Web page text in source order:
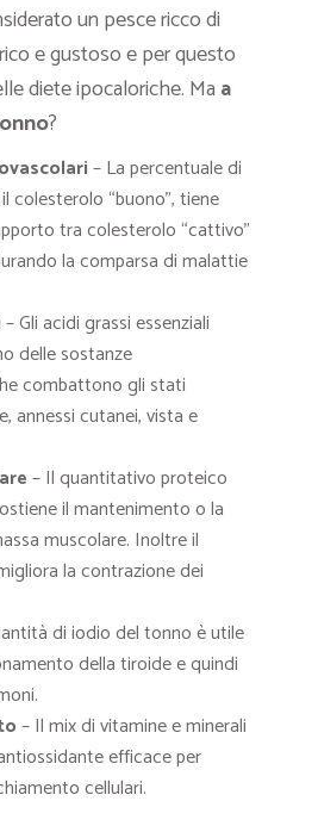
un pesce ricco di
e gustoso e per questo
diete ipocaloriche. Ma a
?
– La percentuale di
colesterolo “buono”, tiene
tra colesterolo “cattivo”
la comparsa di malattie
– Gli acidi grassi essenziali
delle sostanze
combattono gli stati
annessi cutanei, vista e
– Il quantitativo proteico
il mantenimento o la
muscolare. Inoltre il
la contrazione dei
di iodio del tonno è utile
della tiroide e quindi
– Il mix di vitamine e minerali
efficace per
cellulari.